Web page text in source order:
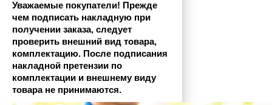
Уважаемые покупатели! Прежде
чем подписать накладную при
получении заказа, следует
проверить внешний вид товара,
комплектацию. После подписания
накладной претензии по
комплектации и внешнему виду
товара не принимаются.